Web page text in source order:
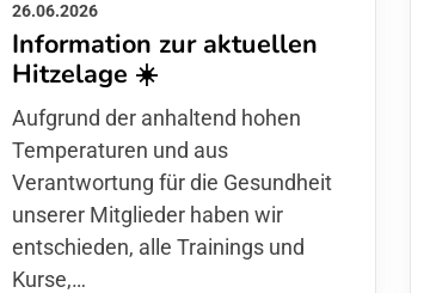
26.06.2026
Information zur aktuellen
Hitzelage ☀️
Aufgrund der anhaltend hohen
Temperaturen und aus
Verantwortung für die Gesundheit
unserer Mitglieder haben wir
entschieden, alle Trainings und
Kurse,…